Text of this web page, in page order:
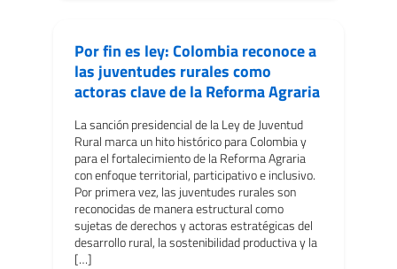
Por fin es ley: Colombia reconoce a
las juventudes rurales como
actoras clave de la Reforma Agraria
La sanción presidencial de la Ley de Juventud
Rural marca un hito histórico para Colombia y
para el fortalecimiento de la Reforma Agraria
con enfoque territorial, participativo e inclusivo.
Por primera vez, las juventudes rurales son
reconocidas de manera estructural como
sujetas de derechos y actoras estratégicas del
desarrollo rural, la sostenibilidad productiva y la
[…]